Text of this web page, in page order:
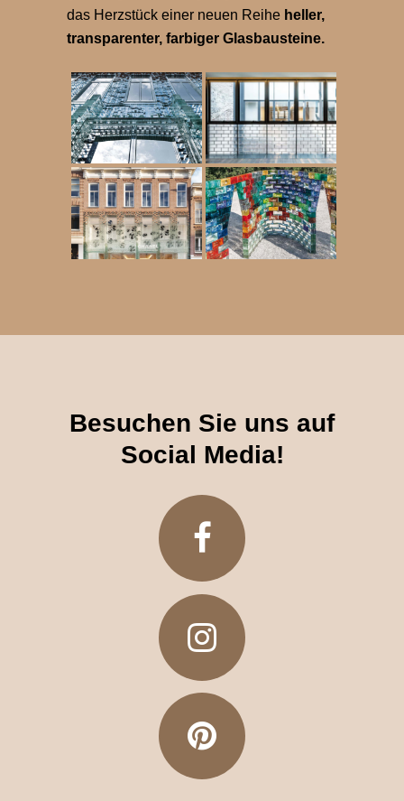
das Herzstück einer neuen Reihe heller,
transparenter, farbiger Glasbausteine.
Besuchen Sie uns auf
Social Media!